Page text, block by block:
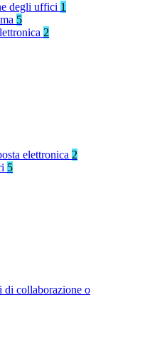
degli uffici 1
5
2
elettronica 2
5
collaborazione o